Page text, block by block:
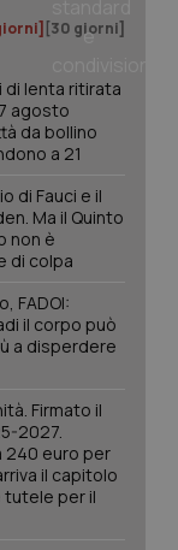
[30 giorni]
di lenta ritirata
agosto
da bollino
a 21
di Fauci e il
Ma il Quinto
non è
di colpa
FADOI:
il corpo può
a disperdere
Firmato il
2027.
240 euro per
il capitolo
tutele per il